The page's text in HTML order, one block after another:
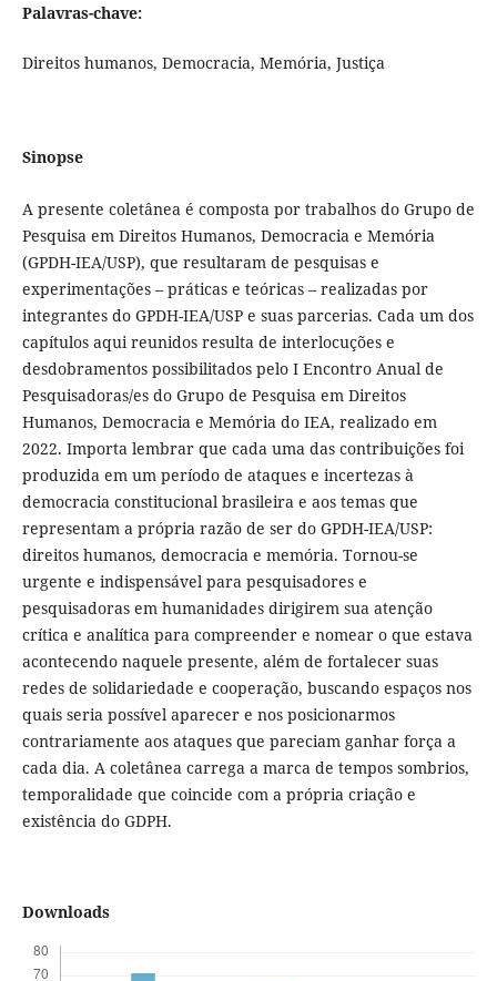
Palavras-chave:
Direitos humanos, Democracia, Memória, Justiça
Sinopse
A presente coletânea é composta por trabalhos do Grupo de
Pesquisa em Direitos Humanos, Democracia e Memória
(GPDH-IEA/USP), que resultaram de pesquisas e
experimentações – práticas e teóricas – realizadas por
integrantes do GPDH-IEA/USP e suas parcerias. Cada um dos
capítulos aqui reunidos resulta de interlocuções e
desdobramentos possibilitados pelo I Encontro Anual de
Pesquisadoras/es do Grupo de Pesquisa em Direitos
Humanos, Democracia e Memória do IEA, realizado em
2022. Importa lembrar que cada uma das contribuições foi
produzida em um período de ataques e incertezas à
democracia constitucional brasileira e aos temas que
representam a própria razão de ser do GPDH-IEA/USP:
direitos humanos, democracia e memória. Tornou-se
urgente e indispensável para pesquisadores e
pesquisadoras em humanidades dirigirem sua atenção
crítica e analítica para compreender e nomear o que estava
acontecendo naquele presente, além de fortalecer suas
redes de solidariedade e cooperação, buscando espaços nos
quais seria possível aparecer e nos posicionarmos
contrariamente aos ataques que pareciam ganhar força a
cada dia. A coletânea carrega a marca de tempos sombrios,
temporalidade que coincide com a própria criação e
existência do GDPH.
Downloads